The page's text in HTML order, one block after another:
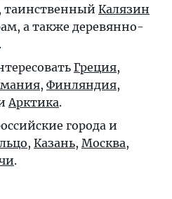
таинственный Калязин
а также деревянно-
.
Греция,
, Финляндия,
Арктика.
города и
, Казань, Москва,
.